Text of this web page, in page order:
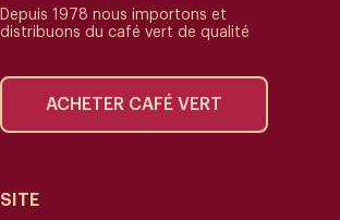
Depuis 1978 nous importons et
distribuons du café vert de qualité
ACHETER CAFÉ VERT
SITE